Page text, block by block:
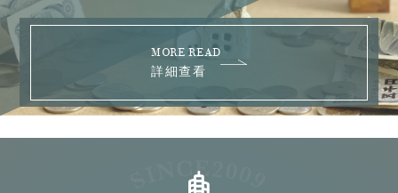
MORE READ
詳細查看